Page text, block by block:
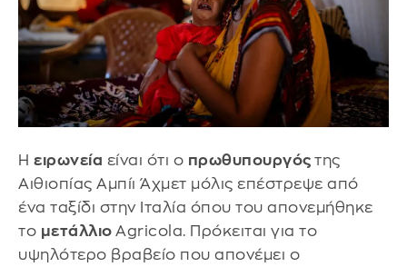
Η ειρωνεία είναι ότι ο πρωθυπουργός της
Αιθιοπίας Αμπίι Άχμετ μόλις επέστρεψε από
ένα ταξίδι στην Ιταλία όπου του απονεμήθηκε
το μετάλλιο Agricola. Πρόκειται για το
υψηλότερο βραβείο που απονέμει ο